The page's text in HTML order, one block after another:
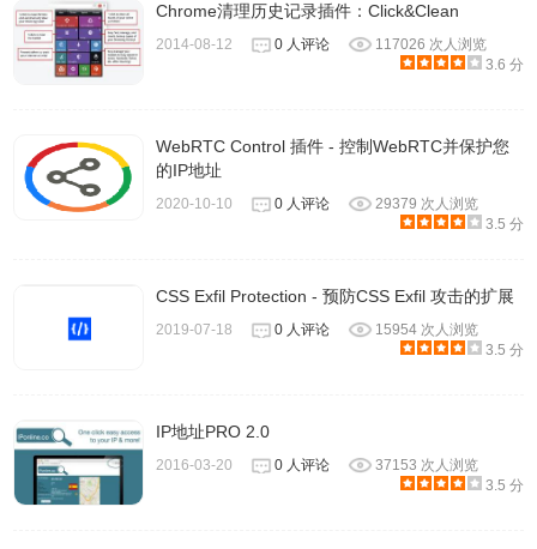
Chrome清理历史记录插件：Click&Clean
2014-08-12 0 人评论
117026 次人浏览
3.6 分
WebRTC Control 插件 - 控制WebRTC并保护您
的IP地址
2020-10-10 0 人评论
29379 次人浏览
3.5 分
CSS Exfil Protection - 预防CSS Exfil 攻击的扩展
2019-07-18 0 人评论
15954 次人浏览
3.5 分
IP地址PRO 2.0
2016-03-20 0 人评论
37153 次人浏览
3.5 分